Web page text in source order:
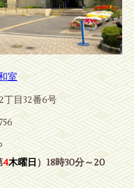
室
丁目32番6号
4木曜日）18時30分～20